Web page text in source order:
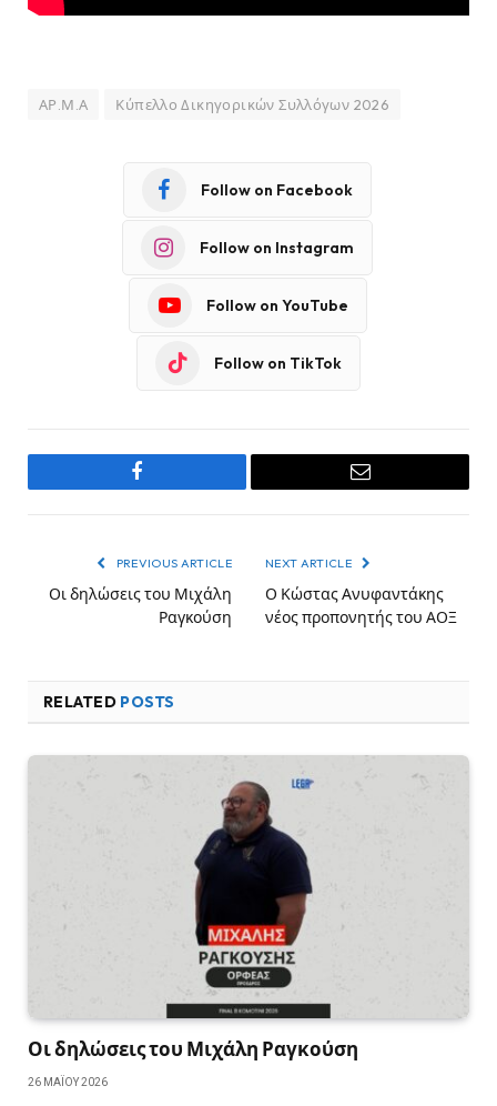
ΑΡ.Μ.Α Κύπελλο Δικηγορικών Συλλόγων 2026
Follow on Facebook
Follow on Instagram
Follow on YouTube
Follow on TikTok
Facebook Email
PREVIOUS ARTICLE
Οι δηλώσεις του Μιχάλη
Ραγκούση
NEXT ARTICLE
Ο Κώστας Ανυφαντάκης
νέος προπονητής του ΑΟΞ
RELATED POSTS
Οι δηλώσεις του Μιχάλη Ραγκούση
26 ΜΑΪ́ΟΥ 2026